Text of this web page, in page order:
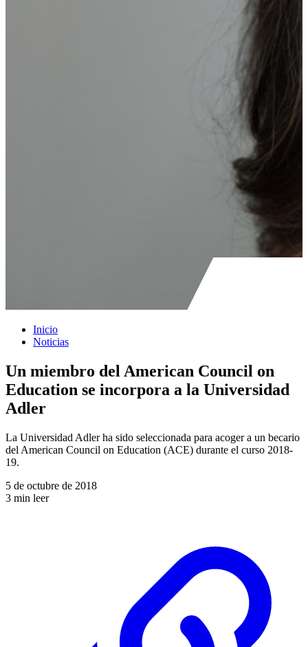
Inicio
Noticias
Un miembro del American Council on
Education se incorpora a la Universidad
Adler
La Universidad Adler ha sido seleccionada para acoger a un becario
del American Council on Education (ACE) durante el curso 2018-
19.
5 de octubre de 2018
3 min leer